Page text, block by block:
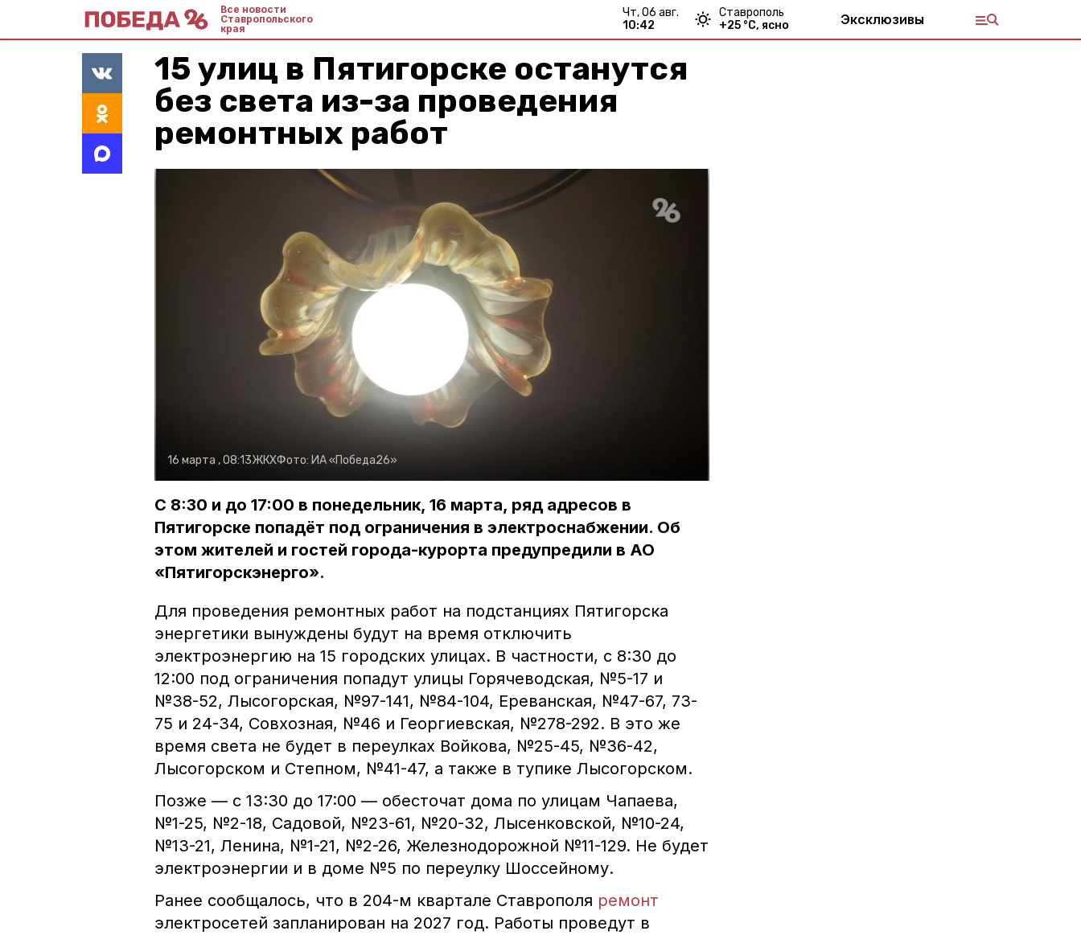
Все новости
Ставропольского
края
чт, 06 авг.
10:42
Ставрополь
+25 °С, ясно Эксклюзивы
15 улиц в Пятигорске останутся
без света из-за проведения
ремонтных работ
16 марта , 08:13ЖКХФото: ИА «Победа26»
С 8:30 и до 17:00 в понедельник, 16 марта, ряд адресов в
Пятигорске попадёт под ограничения в электроснабжении. Об
этом жителей и гостей города-курорта предупредили в АО
«Пятигорскэнерго».
Для проведения ремонтных работ на подстанциях Пятигорска
энергетики вынуждены будут на время отключить
электроэнергию на 15 городских улицах. В частности, с 8:30 до
12:00 под ограничения попадут улицы Горячеводская, №5-17 и
№38-52, Лысогорская, №97-141, №84-104, Ереванская, №47-67, 73-
75 и 24-34, Совхозная, №46 и Георгиевская, №278-292. В это же
время света не будет в переулках Войкова, №25-45, №36-42,
Лысогорском и Степном, №41-47, а также в тупике Лысогорском.
Позже — с 13:30 до 17:00 — обесточат дома по улицам Чапаева,
№1-25, №2-18, Садовой, №23-61, №20-32, Лысенковской, №10-24,
№13-21, Ленина, №1-21, №2-26, Железнодорожной №11-129. Не будет
электроэнергии и в доме №5 по переулку Шоссейному.
Ранее сообщалось, что в 204-м квартале Ставрополя ремонт
электросетей запланирован на 2027 год. Работы проведут в